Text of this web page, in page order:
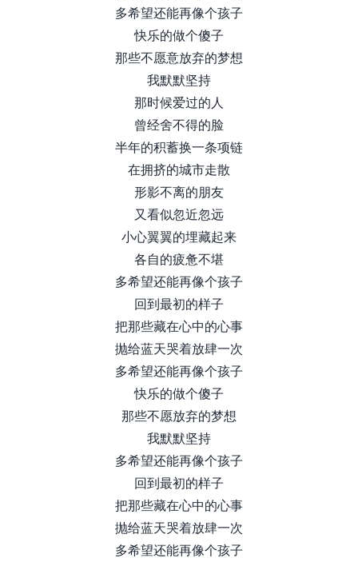
多希望还能再像个孩子
快乐的做个傻子
那些不愿意放弃的梦想
我默默坚持
那时候爱过的人
曾经舍不得的脸
半年的积蓄换一条项链
在拥挤的城市走散
形影不离的朋友
又看似忽近忽远
小心翼翼的埋藏起来
各自的疲惫不堪
多希望还能再像个孩子
回到最初的样子
把那些藏在心中的心事
抛给蓝天哭着放肆一次
多希望还能再像个孩子
快乐的做个傻子
那些不愿放弃的梦想
我默默坚持
多希望还能再像个孩子
回到最初的样子
把那些藏在心中的心事
抛给蓝天哭着放肆一次
多希望还能再像个孩子